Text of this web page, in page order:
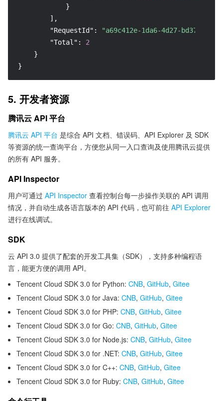
}
] ,
"RequestId" :
"a69c412e-1da6-4d27-bd37-
"Total" :
2
}
}
5. 开发者资源
腾讯云 API 平台
腾讯云 API 平台 是综合 API 文档、错误码、API Explorer 及 SDK
等资源的统一查询平台，方便您从同一入口查询及使用腾讯云提供
的所有 API 服务。
API Inspector
用户可通过 API Inspector 查看控制台每一步操作关联的 API 调用
情况，并自动生成各语言版本的 API 代码，也可前往 API Explorer
进行在线调试。
SDK
云 API 3.0 提供了配套的开发工具集（SDK），支持多种编程语
言，能更方便的调用 API。
Tencent Cloud SDK 3.0 for Python: CNB, GitHub, Gitee
Tencent Cloud SDK 3.0 for Java: CNB, GitHub, Gitee
Tencent Cloud SDK 3.0 for PHP: CNB, GitHub, Gitee
Tencent Cloud SDK 3.0 for Go: CNB, GitHub, Gitee
Tencent Cloud SDK 3.0 for Node.js: CNB, GitHub, Gitee
Tencent Cloud SDK 3.0 for .NET: CNB, GitHub, Gitee
Tencent Cloud SDK 3.0 for C++: CNB, GitHub, Gitee
Tencent Cloud SDK 3.0 for Ruby: CNB, GitHub, Gitee